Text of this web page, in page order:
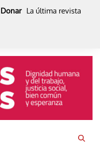
Donar La última revista